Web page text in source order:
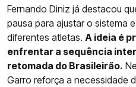
Fernando Diniz já destacou
pausa para ajustar o sistema
diferentes atletas. A ideia é
enfrentar a sequência
retomada do Brasileirão.
Garro reforça a necessidade